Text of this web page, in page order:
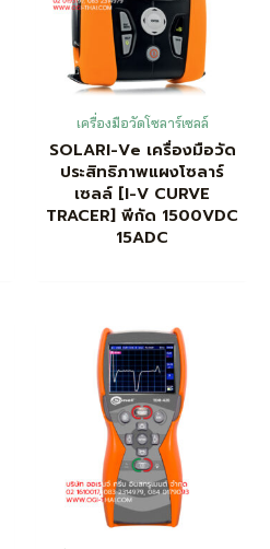
เครื่องมือวัดโซลาร์เซลล์
SOLARI-Ve เครื่องมือวัด
ประสิทธิภาพแผงโซลาร์
เซลล์ [I-V CURVE
TRACER] พีกัด 1500VDC
15ADC